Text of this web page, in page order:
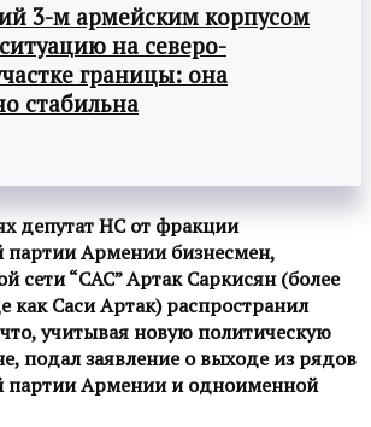
3-м армейским корпусом
на северо-
границы: она
стабильна
депутат НС от фракции
партии Армении бизнесмен,
сети “САС” Артак Саркисян (более
как Саси Артак) распространил
учитывая новую политическую
подал заявление о выходе из рядов
партии Армении и одноименной